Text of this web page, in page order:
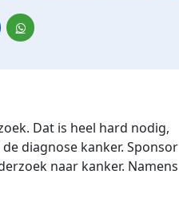
Dat is heel hard nodig,
diagnose kanker. Sponsor
naar kanker. Namens